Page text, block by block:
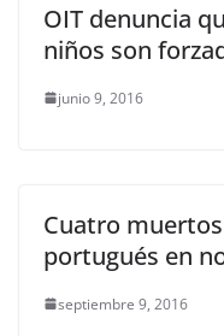
OIT denuncia
niños son
junio 9, 2016
Cuatro
portugués en
septiembre 9, 2016